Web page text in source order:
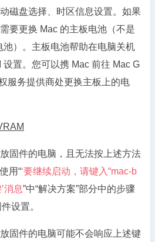
磁盘选择、时区信息设置。如果
要更换 Mac 的主板电池（不是
池）。主板电池帮助在电脑关机
置。您可以携 Mac 前往 Mac G
服务提供商处更换主板上的电
固件的电脑，且无法按上述方法
用“‘要继续启动，请键入“mac-b
消息”中“解决方案”部分中的步骤
设置。
固件的电脑可能不会响应上述键